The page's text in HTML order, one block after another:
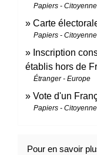
Papiers -
Carte
Papiers -
Inscription
établis hors de
Étranger - Europe
Vote d'un
Papiers -
Pour en savoir